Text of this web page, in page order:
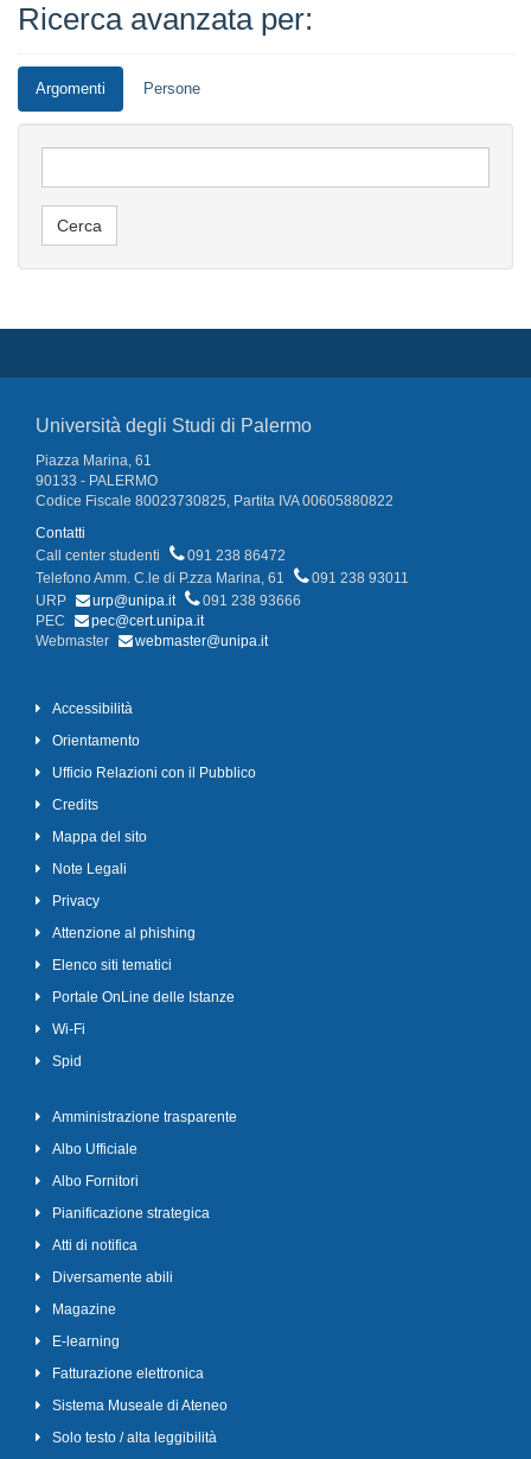
Ricerca avanzata per:
Argomenti Persone
Università degli Studi di Palermo
Piazza Marina, 61
90133 - PALERMO
Codice Fiscale 80023730825, Partita IVA 00605880822
Contatti
Call center studenti
091 238 86472
Telefono Amm. C.le di P.zza Marina, 61
091 238 93011
URP
urp@unipa.it
091 238 93666
PEC
pec@cert.unipa.it
Webmaster
webmaster@unipa.it
Accessibilità
Orientamento
Ufficio Relazioni con il Pubblico
Credits
Mappa del sito
Note Legali
Privacy
Attenzione al phishing
Elenco siti tematici
Portale OnLine delle Istanze
Wi-Fi
Spid
Amministrazione trasparente
Albo Ufficiale
Albo Fornitori
Pianificazione strategica
Atti di notifica
Diversamente abili
Magazine
E-learning
Fatturazione elettronica
Sistema Museale di Ateneo
Solo testo / alta leggibilità